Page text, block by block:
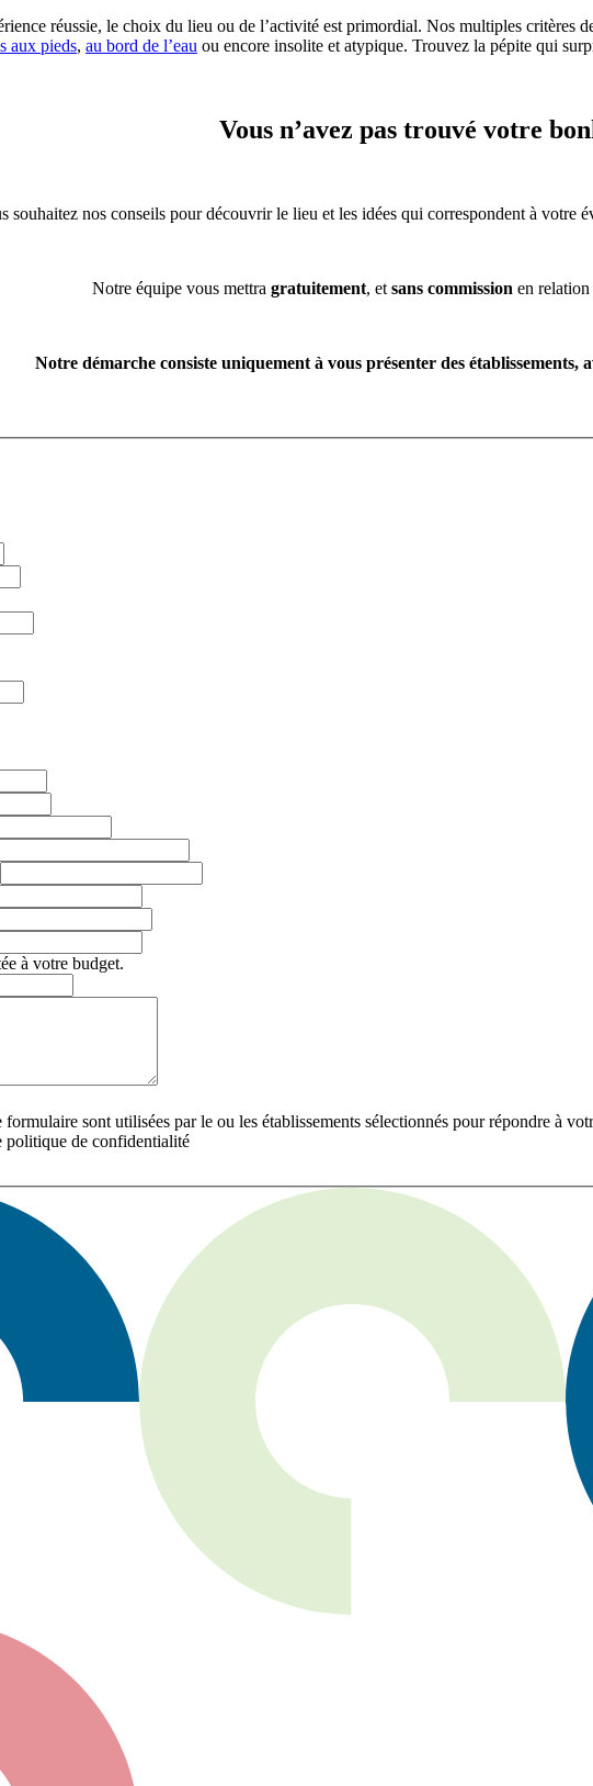
réussie, le choix du lieu ou de l’activité est primordial. Nos multiples critères
aux pieds, au bord de l’eau ou encore insolite et atypique. Trouvez la pépite qui
Vous n’avez pas trouvé votre
souhaitez nos conseils pour découvrir le lieu et les idées qui correspondent à votre
Notre équipe vous mettra gratuitement, et sans commission en relation
Notre démarche consiste uniquement à vous présenter des établissements,
à votre budget.
sont utilisées par le ou les établissements sélectionnés pour répondre à
politique de confidentialité